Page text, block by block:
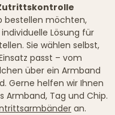
bestellen möchten,
Lösung für
Sie wählen selbst,
passt – vom
über ein Armband
Gerne helfen wir Ihnen
Armband, Tag und Chip.
an.